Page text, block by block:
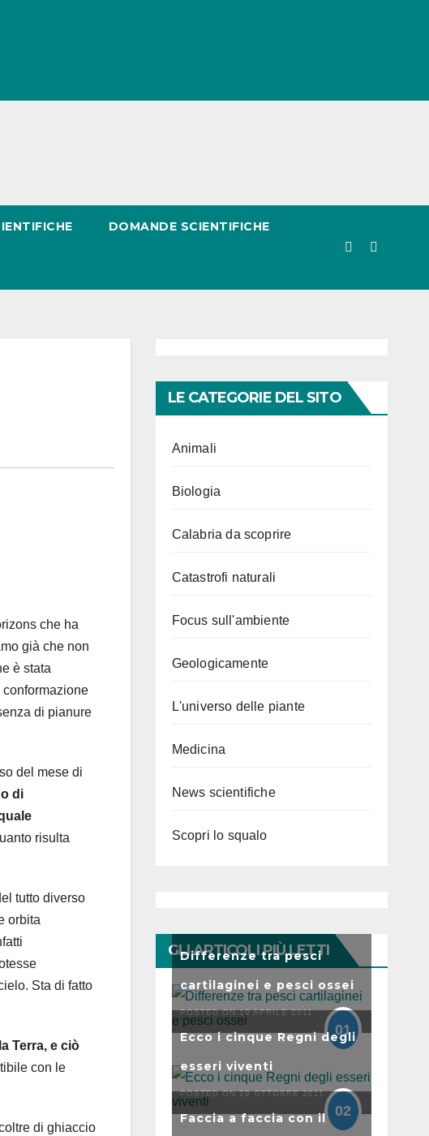
DOMANDE SCIENTIFICHE
che ha
già che non
è stata
conformazione
di pianure
del mese di
di
risulta
tutto diverso
orbita
Sta di fatto
Terra, e ciò
con le
di ghiaccio
LE CATEGORIE DEL SITO
Animali
Biologia
Calabria da scoprire
Catastrofi naturali
Focus sull'ambiente
Geologicamente
L'universo delle piante
Medicina
News scientifiche
Scopri lo squalo
GLI ARTICOLI PIÙ LETTI
Differenze tra pesci
cartilaginei e pesci ossei
POSTED ON 19 APRILE 2011
01
Ecco i cinque Regni degli
esseri viventi
POSTED ON 29 OTTOBRE 2011
02
Faccia a faccia con il